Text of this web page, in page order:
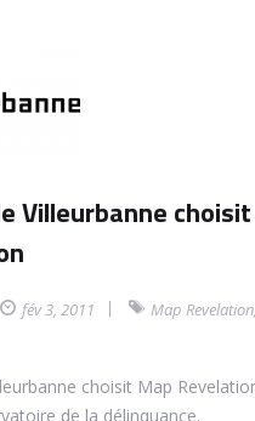
Villeurbanne
fév 3, 2011 Map Revelation
choisit Map
de la délinquance.